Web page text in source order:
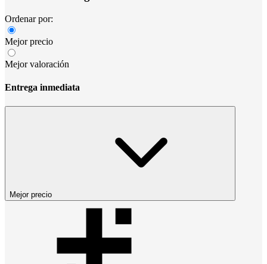
Ordenar por:
Mejor precio
Mejor valoración
Entrega inmediata
Mejor precio